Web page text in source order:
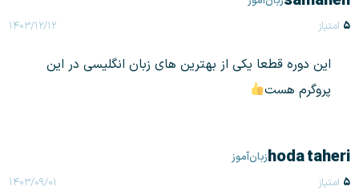
۵ امتیاز ۱۴۰۳/۱۲/۱۲
این دوره قطعا یکی از بهترین های زبان انگلیسی در این
پروگرم هست
hoda taheriزبان‌آموز
۵ امتیاز ۱۴۰۳/۰۹/۰۱